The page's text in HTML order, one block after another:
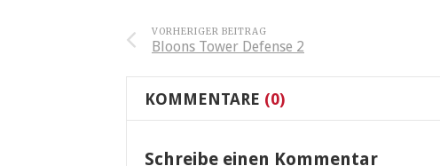
VORHERIGER BEITRAG
Bloons Tower Defense 2
KOMMENTARE (0)
Schreibe einen Kommentar